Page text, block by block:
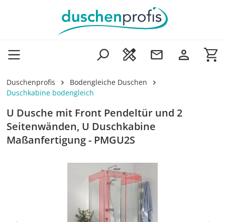
Zum Hauptinhalt springen
Duschenprofis
Bodengleiche Duschen
Duschkabine bodengleich
U Dusche mit Front Pendeltür und 2
Seitenwänden, U Duschkabine
Maßanfertigung - PMGU2S
Bildergalerie überspringen